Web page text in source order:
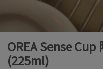
OREA Sense
(225ml)